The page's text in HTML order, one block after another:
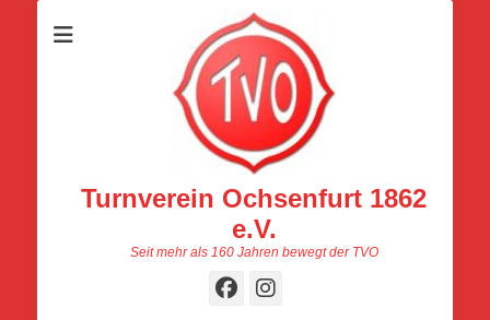
Turnverein Ochsenfurt 1862
e.V.
Seit mehr als 160 Jahren bewegt der TVO
Facebook
Instagram